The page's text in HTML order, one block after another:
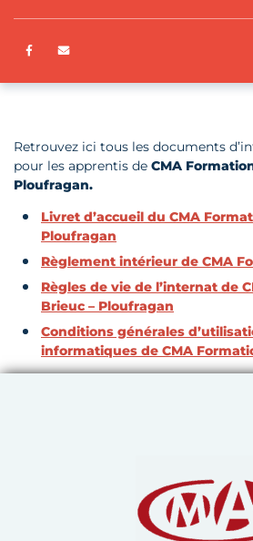
Partager sur Facebook
Retrouvez ici tous les documents
pour les apprentis de CMA
Ploufragan.
Livret d’accueil du CMA
Ploufragan
Règlement intérieur de CMA
Règles de vie de l’internat de
Brieuc – Ploufragan
Conditions générales
informatiques de CMA
Chambre de